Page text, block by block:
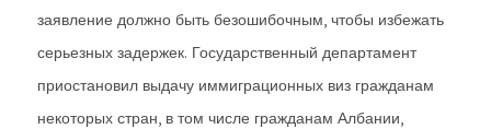
заявление должно быть безошибочным, чтобы избежать
серьезных задержек. Государственный департамент
приостановил выдачу иммиграционных виз гражданам
некоторых стран, в том числе гражданам Албании,